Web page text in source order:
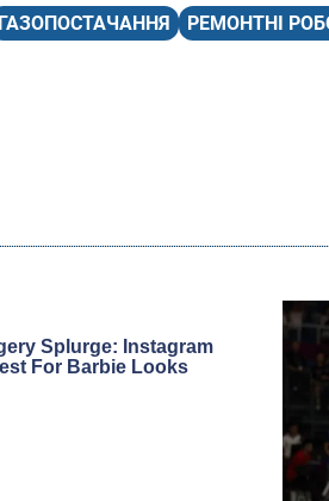
ГАЗОПОСТАЧАННЯ РЕМОНТНІ